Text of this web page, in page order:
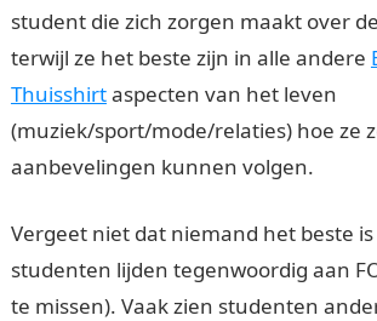
student die zich zorgen maakt over
terwijl ze het beste zijn in alle andere
Thuisshirtaspecten van het leven
(muziek/sport/mode/relaties) hoe ze
aanbevelingen kunnen volgen.
Vergeet niet dat niemand het beste is
studenten lijden tegenwoordig aan
te missen). Vaak zien studenten